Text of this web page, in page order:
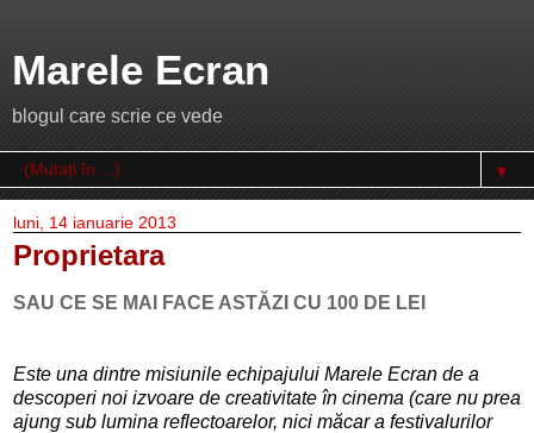
Marele Ecran
blogul care scrie ce vede
▼
luni, 14 ianuarie 2013
Proprietara
SAU CE SE MAI FACE ASTĂZI CU 100 DE LEI
Este una dintre misiunile echipajului Marele Ecran de a
descoperi noi izvoare de creativitate în cinema (care nu prea
ajung sub lumina reflectoarelor, nici măcar a festivalurilor